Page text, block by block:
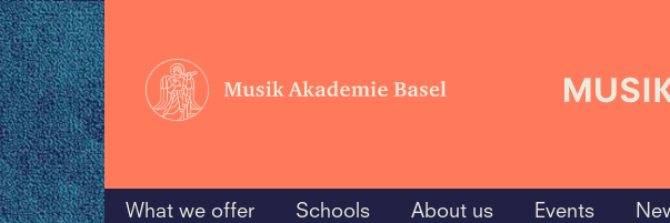
What we offer Schools About us Events